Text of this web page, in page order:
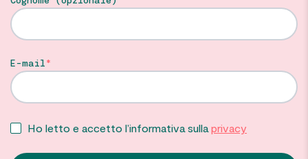
E-mail
Ho letto e accetto l’informativa sullaprivacy